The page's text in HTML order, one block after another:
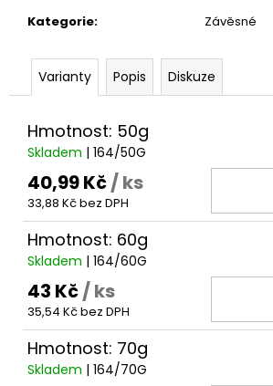
Kategorie: Závěsné
Varianty Popis Diskuze
Hmotnost: 50g
Skladem | 164/50G
40,99 Kč/ ks
33,88 Kč bez DPH
Hmotnost: 60g
Skladem | 164/60G
43 Kč/ ks
35,54 Kč bez DPH
Hmotnost: 70g
Skladem | 164/70G
o
u
e
m
KRMÍTKO
PRUŽINKA
TRUBIČKOU
18
Kč